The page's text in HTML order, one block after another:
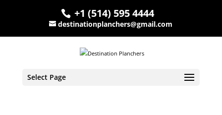
+1 (514) 595 4444
destinationplanchers@gmail.com
Select Page